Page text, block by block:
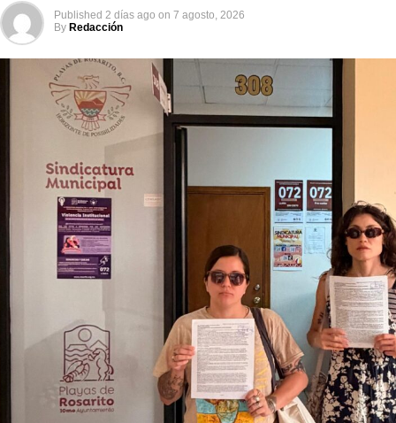
Published 2 días ago on 7 agosto, 2026
By Redacción